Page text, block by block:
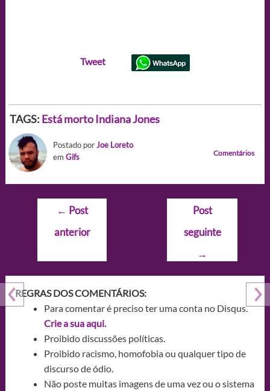
Tweet
TAGS: Está morto Indiana Jones
Postado porJoe Loreto
em Gifs Comentários
Navegação
Post
← Post
anterior
Post
seguinte
→
REGRAS DOS COMENTÁRIOS:
Para comentar é preciso ter uma conta no Disqus.
Crie a sua aqui.
Proibido discussões políticas.
Proibido racismo, homofobia ou qualquer tipo de
discurso de ódio.
Não poste muitas imagens de uma vez ou o sistema